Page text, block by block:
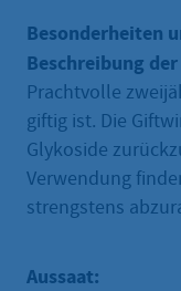
Besonderheiten
Beschreibung
Prachtvolle
giftig ist. Die
Glykoside
Verwendung
Aussaat: